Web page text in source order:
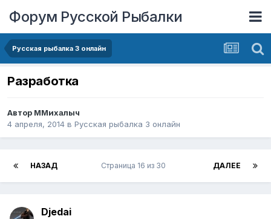
Форум Русской Рыбалки
Русская рыбалка 3 онлайн
Разработка
Автор ММихалыч
4 апреля, 2014 в Русская рыбалка 3 онлайн
НАЗАД ДАЛЕЕ
Страница 16 из 30
Djedai